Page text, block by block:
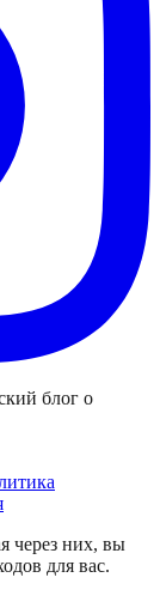
блог о
через них, вы
для вас.